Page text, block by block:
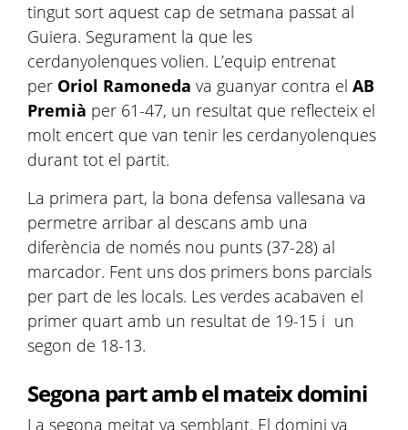
tingut sort aquest cap de setmana passat al
Guiera. Segurament la que les
cerdanyolenques volien. L’equip entrenat
per Oriol Ramoneda va guanyar contra el AB
Premià per 61-47, un resultat que reflecteix el
molt encert que van tenir les cerdanyolenques
durant tot el partit.
La primera part, la bona defensa vallesana va
permetre arribar al descans amb una
diferència de només nou punts (37-28) al
marcador. Fent uns dos primers bons parcials
per part de les locals. Les verdes acabaven el
primer quart amb un resultat de 19-15 i un
segon de 18-13.
Segona part amb el mateix domini
La segona meitat va semblant. El domini va